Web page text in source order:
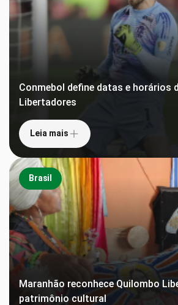
Conmebol define datas e horários
Libertadores
Leia mais
Brasil
Maranhão reconhece Quilombo
patrimônio cultural